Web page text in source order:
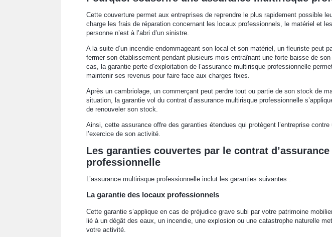
Cette couverture permet aux entreprises de reprendre le plus rapidement possible
charge les frais de réparation concernant les locaux professionnels, le matériel et
personne n’est à l’abri d’un sinistre.
A la suite d’un incendie endommageant son local et son matériel, un fleuriste peut
fermer son établissement pendant plusieurs mois entraînant une forte baisse de
cas, la garantie perte d’exploitation de l’assurance multirisque professionnelle
maintenir ses revenus pour faire face aux charges fixes.
Après un cambriolage, un commerçant peut perdre tout ou partie de son stock de
situation, la garantie vol du contrat d’assurance multirisque professionnelle
de renouveler son stock.
Ainsi, cette assurance offre des garanties étendues qui protègent l’entreprise contre
l’exercice de son activité.
Les garanties couvertes par le contrat
professionnelle
L’assurance multirisque professionnelle inclut les garanties suivantes :
La garantie des locaux professionnels
Cette garantie s’applique en cas de préjudice grave subi par votre patrimoine
lié à un dégât des eaux, un incendie, une explosion ou une catastrophe naturelle
votre activité.